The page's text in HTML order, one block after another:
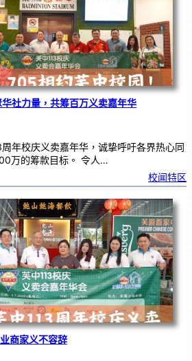
社力量，共筹百万义卖嘉年华
年校庆义卖嘉年华，诚挚呼吁各界热心同
万的筹款目标。 令人…
校闻特区
商家义不容辞